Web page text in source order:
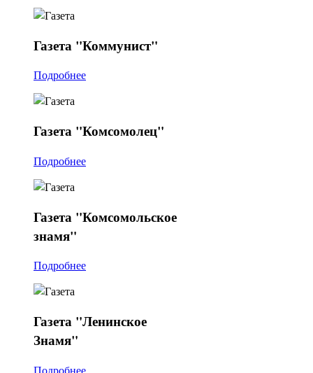
Газета "Коммунист"
Подробнее
Газета "Комсомолец"
Подробнее
Газета "Комсомольское
знамя"
Подробнее
Газета "Ленинское
Знамя"
Подробнее